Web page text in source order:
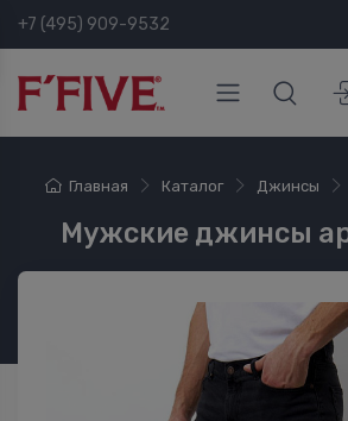
+7 (495) 909-9532
Главная Каталог Джинсы
Мужские джинсы